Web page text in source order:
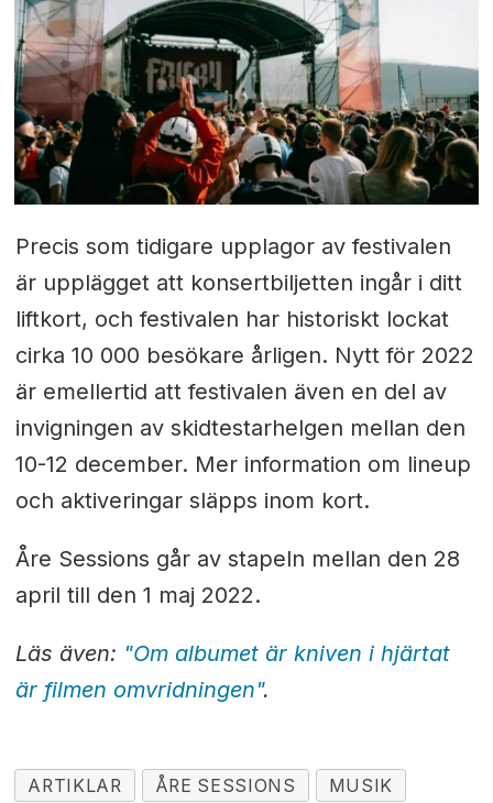
Precis som tidigare upplagor av festivalen
är upplägget att konsertbiljetten ingår i ditt
liftkort, och festivalen har historiskt lockat
cirka 10 000 besökare årligen. Nytt för 2022
är emellertid att festivalen även en del av
invigningen av skidtestarhelgen mellan den
10-12 december. Mer information om lineup
och aktiveringar släpps inom kort.
Åre Sessions går av stapeln mellan den 28
april till den 1 maj 2022.
Läs även: "Om albumet är kniven i hjärtat
är filmen omvridningen".
ARTIKLAR ÅRE SESSIONS
MUSIK